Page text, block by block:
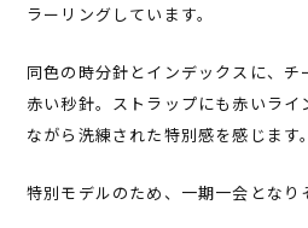
ラーリングしています。
同色の時分針とインデックスに、チ
赤い秒針。ストラップにも赤いラ
ながら洗練された特別感を感じます。
特別モデルのため、一期一会となり